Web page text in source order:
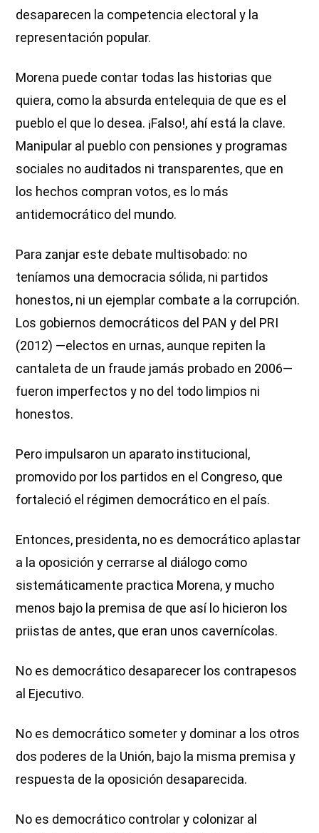
desaparecen la competencia electoral y la
representación popular.
Morena puede contar todas las historias que
quiera, como la absurda entelequia de que es el
pueblo el que lo desea. ¡Falso!, ahí está la clave.
Manipular al pueblo con pensiones y programas
sociales no auditados ni transparentes, que en
los hechos compran votos, es lo más
antidemocrático del mundo.
Para zanjar este debate multisobado: no
teníamos una democracia sólida, ni partidos
honestos, ni un ejemplar combate a la corrupción.
Los gobiernos democráticos del PAN y del PRI
(2012) —electos en urnas, aunque repiten la
cantaleta de un fraude jamás probado en 2006—
fueron imperfectos y no del todo limpios ni
honestos.
Pero impulsaron un aparato institucional,
promovido por los partidos en el Congreso, que
fortaleció el régimen democrático en el país.
Entonces, presidenta, no es democrático aplastar
a la oposición y cerrarse al diálogo como
sistemáticamente practica Morena, y mucho
menos bajo la premisa de que así lo hicieron los
priistas de antes, que eran unos cavernícolas.
No es democrático desaparecer los contrapesos
al Ejecutivo.
No es democrático someter y dominar a los otros
dos poderes de la Unión, bajo la misma premisa y
respuesta de la oposición desaparecida.
No es democrático controlar y colonizar al